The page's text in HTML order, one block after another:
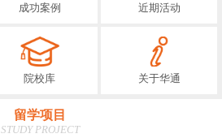
成功案例 近期活动
院校库 关于华通
留学项目
STUDY PROJECT